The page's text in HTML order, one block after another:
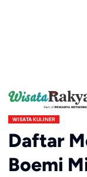
WISATA KULINER
Daftar
Boemi